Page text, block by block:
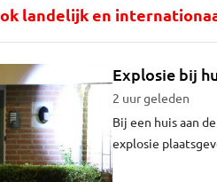
landelijk en
Explosie bij
2 uur geleden
Bij een huis aan
explosie